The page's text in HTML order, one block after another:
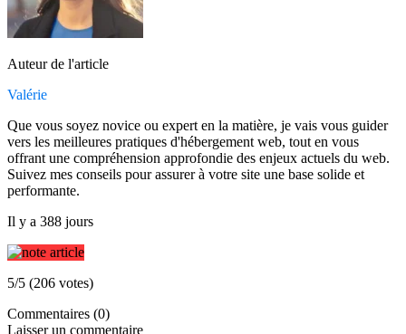
Auteur de l'article
Valérie
Que vous soyez novice ou expert en la matière, je vais vous guider
vers les meilleures pratiques d'hébergement web, tout en vous
offrant une compréhension approfondie des enjeux actuels du web.
Suivez mes conseils pour assurer à votre site une base solide et
performante.
Il y a 388 jours
5/5 (206 votes)
Commentaires (0)
Laisser un commentaire